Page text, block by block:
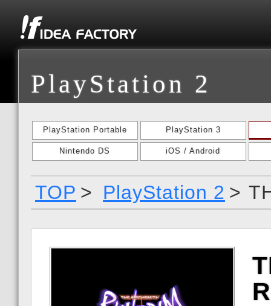
PlayStation 2
PlayStation Portable PlayStation 3
Nintendo DS iOS / Android
TOP > PlayStation 2 >